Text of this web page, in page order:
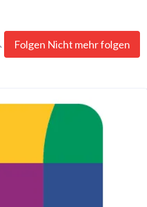
Folgen Nicht mehr folgen